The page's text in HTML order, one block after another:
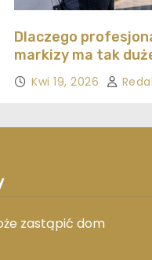
Dlaczego
markizy ma tak
Kwi 19, 2026
zastąpić dom